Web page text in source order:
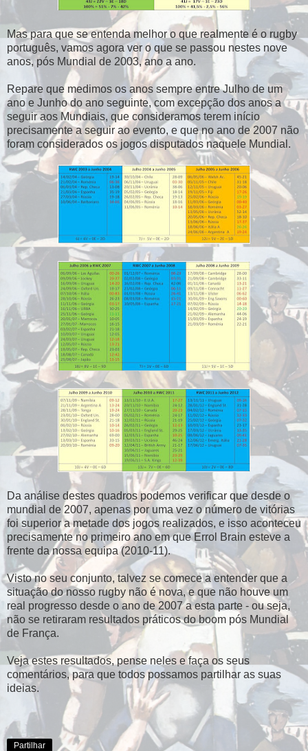
Mas para que se entenda melhor o que realmente é o rugby
português, vamos agora ver o que se passou nestes nove
anos, pós Mundial de 2003, ano a ano.
Repare que medimos os anos sempre entre Julho de um
ano e Junho do ano seguinte, com excepção dos anos a
seguir aos Mundiais, que consideramos terem início
precisamente a seguir ao evento, e que no ano de 2007 não
foram considerados os jogos disputados naquele Mundial.
Da análise destes quadros podemos verificar que desde o
mundial de 2007, apenas por uma vez o número de vitórias
foi superior a metade dos jogos realizados, e isso aconteceu
precisamente no primeiro ano em que Errol Brain esteve a
frente da nossa equipa (2010-11).
Visto no seu conjunto, talvez se comece a entender que a
situação do nosso rugby não é nova, e que não houve um
real progresso desde o ano de 2007 a esta parte - ou seja,
não se retiraram resultados práticos do boom pós Mundial
de França.
Veja estes resultados, pense neles e faça os seus
comentários, para que todos possamos partilhar as suas
ideias.
Partilhar